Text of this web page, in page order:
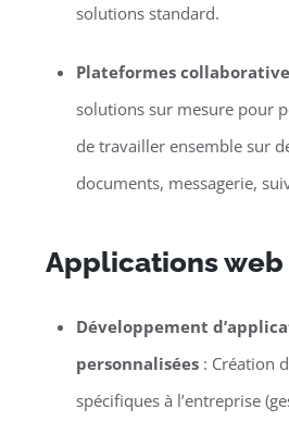
solutions standard.
Plateformes
solutions sur mesure pour
de travailler ensemble sur
documents, messagerie,
Applications web
Développement
personnalisées: Création
spécifiques à l’entreprise